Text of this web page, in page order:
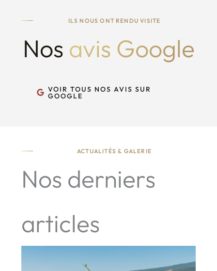
ILS NOUS ONT RENDU VISITE
Nos avis Google
VOIR TOUS NOS AVIS SUR
GOOGLE
ACTUALITÉS & GALERIE
Nos derniers
articles